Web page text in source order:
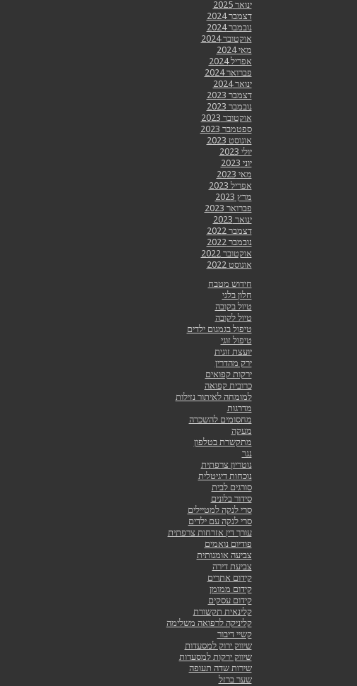
ינואר 2025
דצמבר 2024
נובמבר 2024
אוקטובר 2024
מאי 2024
אפריל 2024
פברואר 2024
ינואר 2024
דצמבר 2023
נובמבר 2023
אוקטובר 2023
ספטמבר 2023
אוגוסט 2023
יולי 2023
יוני 2023
מאי 2023
אפריל 2023
מרץ 2023
פברואר 2023
ינואר 2023
דצמבר 2022
נובמבר 2022
אוקטובר 2022
אוגוסט 2022
חידוש מטבח
חלון בלגי
טיול בקובה
טיול לקובה
טיפול בגמגום ילדים
טיפול זוגי
יועצת זוגית
ירק מהדרין
ירקות קפואים
כרובית קפואה
למומחה לאיתור נזילות
מדרגות
מחסומים להשכרה
מעקה
מתקשרת בטלפון
נגר
נוטריון צרפתית
נוכחות דיגיטלית
סורגים לבית
סידור בלונים
סרי לנקה למטיילים
סרי לנקה עם ילדים
עורך דין אזרחות צרפתית
פודיום נואמים
צביעה אומנותית
צביעת דירה
קידום אתרים
קידום ממומן
קידום עסקים
קלינאית תקשורת
קליניקה לרפואה משלימה
קשיי דיבור
שיווק ירוק למסעדות
שיווק ירקות למסעדות
שירות שדה תעופה
שער ברזל